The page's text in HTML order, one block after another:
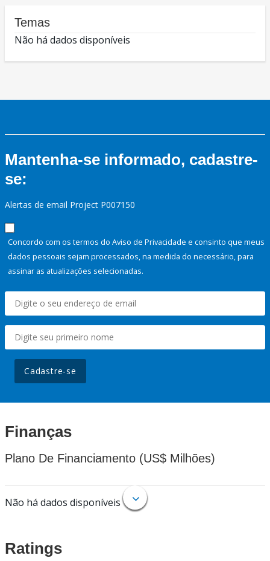
Temas
Não há dados disponíveis
Mantenha-se informado, cadastre-
se:
Alertas de email Project P007150
Concordo com os termos do Aviso de Privacidade e consinto que meus
dados pessoais sejam processados, na medida do necessário, para
assinar as atualizações selecionadas.
Cadastre-se
Finanças
Plano De Financiamento (US$ Milhões)
Não há dados disponíveis
Ratings